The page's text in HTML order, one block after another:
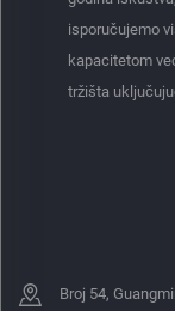
isporučujemo
kapacitetom
tržišta
Broj 54,